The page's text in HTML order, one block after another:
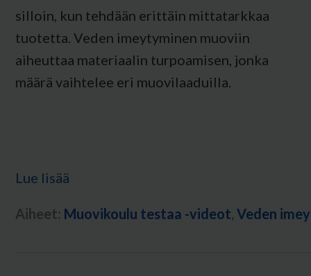
silloin, kun tehdään erittäin mittatarkkaa
tuotetta. Veden imeytyminen muoviin
aiheuttaa materiaalin turpoamisen, jonka
määrä vaihtelee eri muovilaaduilla.
Lue lisää
Aiheet: Muovikoulu testaa -videot, Veden